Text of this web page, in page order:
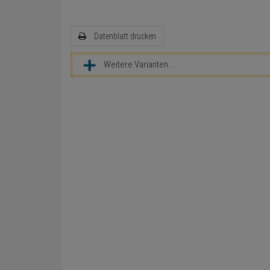
Datenblatt drucken
Weitere Varianten...